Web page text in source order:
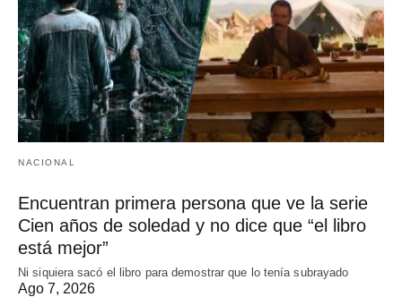
NACIONAL
Encuentran primera persona que ve la serie
Cien años de soledad y no dice que “el libro
está mejor”
Ni siquiera sacó el libro para demostrar que lo tenía subrayado
Ago 7, 2026